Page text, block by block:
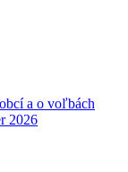
a o voľbách
2026